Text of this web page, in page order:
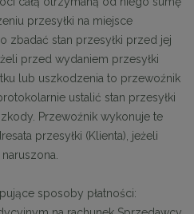
przesyłki na miejsce
zbadać stan przesyłki przed jej
przed wydaniem przesyłki
lub uszkodzenia to przewoźnik
ustalić stan przesyłki
Przewoźnik wykonuje te
przesyłki (Klienta), jeżeli
sposoby płatności: